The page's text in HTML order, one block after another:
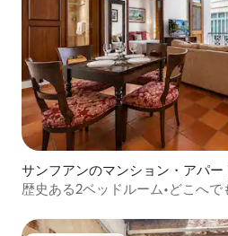
サンフアンのマンション・アパー
歴史ある2ベッドルーム•どこへで